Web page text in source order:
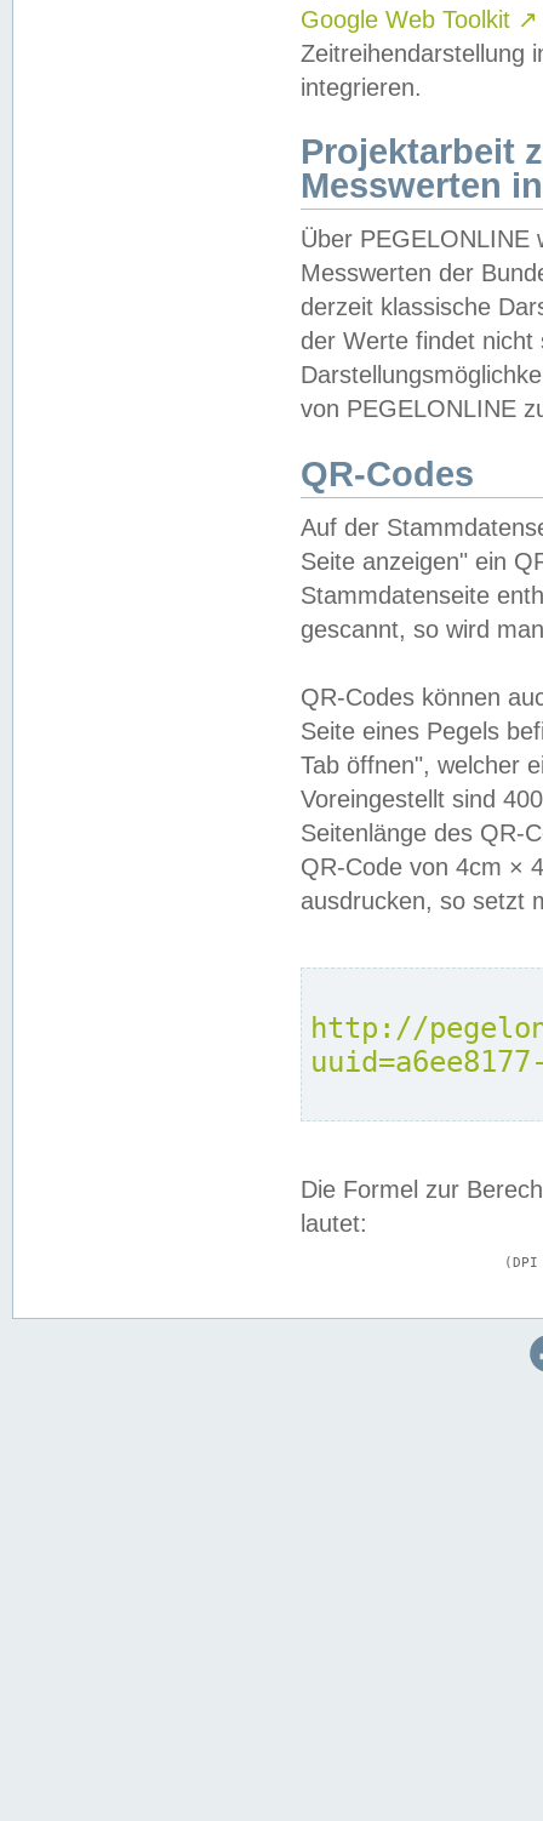
Google Web Toolkit ↗
Zeitreihendarstellung
integrieren.
Projektarbeit
Messwerten
Über PEGELONLINE
Messwerten der
derzeit klassische
der Werte findet
von PEGELONLINE
QR-Codes
Auf der
Seite anzeigen" ein
Stammdatenseite
gescannt, so wird
QR-Codes können
Seite eines Pegels
Tab öffnen", welcher
Voreingestellt sind
Seitenlänge des QR-
QR-Code von 4cm ×
ausdrucken, so setzt
http://
Die Formel zur
lautet: